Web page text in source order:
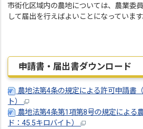
市街化区域内の農地については、農業委
して届出を行えばよいことになっています
申請書・届出書ダウンロード
農地法第4条の規定による許可申請書
ト）
農地法第4条第1項第8号の規定による
ド：45.5キロバイト）